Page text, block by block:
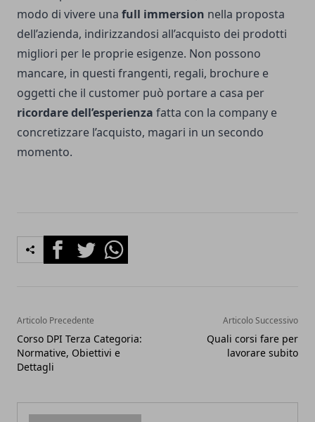
modo di vivere una full immersion nella proposta
dell’azienda, indirizzandosi all’acquisto dei prodotti
migliori per le proprie esigenze. Non possono
mancare, in questi frangenti, regali, brochure e
oggetti che il customer può portare a casa per
ricordare dell’esperienza fatta con la company e
concretizzare l’acquisto, magari in un secondo
momento.
FacebookTwitterWhatsapp
Articolo Precedente
Corso DPI Terza Categoria:
Normative, Obiettivi e
Dettagli
Articolo Successivo
Quali corsi fare per
lavorare subito